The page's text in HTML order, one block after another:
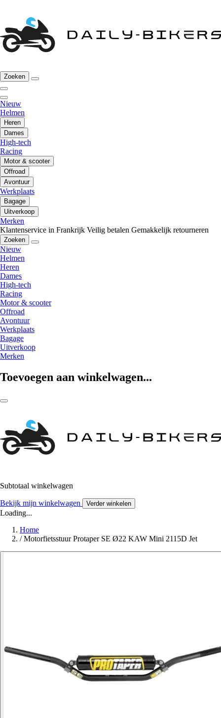
Zoeken
Nieuw
Helmen
Heren
Dames
High-tech
Racing
Motor & scooter
Offroad
Avontuur
Werkplaats
Bagage
Uitverkoop
Merken
Klantenservice in Frankrijk Veilig betalen Gemakkelijk retourneren
Zoeken
Nieuw
Helmen
Heren
Dames
High-tech
Racing
Motor & scooter
Offroad
Avontuur
Werkplaats
Bagage
Uitverkoop
Merken
Toevoegen aan winkelwagen...
Subtotaal winkelwagen
Bekijk mijn winkelwagen Verder winkelen
Loading...
Home
/ Motorfietsstuur Protaper SE Ø22 KAW Mini 2115D Jet